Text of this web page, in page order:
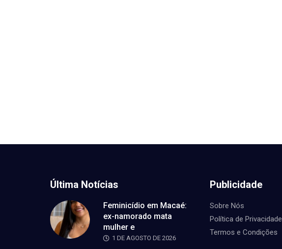
Última Notícias
Feminicídio em Macaé:
ex-namorado mata
mulher e
1 DE AGOSTO DE 2026
Publicidade
Sobre Nós
Política de Privacidade
Termos e Condições